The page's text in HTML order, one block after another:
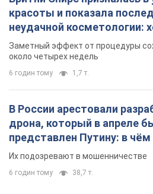
красоты и показала
неудачной косметологии:
так почти месяц
Заметный эффект от процедуры
около четырех недель
6 годин тому 1,7 т.
В России арестовали
дрона, который в апреле
представлен Путину: в
Их подозревают в мошенничестве
6 годин тому 38,7 т.